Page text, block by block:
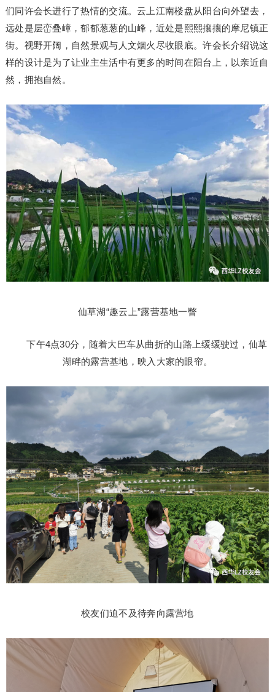
们同许会长进行了热情的交流。云上江南楼盘从阳台向外望去，
远处是层峦叠嶂，郁郁葱葱的山峰，近处是熙熙攘攘的摩尼镇正
街。视野开阔，自然景观与人文烟火尽收眼底。许会长介绍说这
样的设计是为了让业主生活中有更多的时间在阳台上，以亲近自
然，拥抱自然。
仙草湖“趣云上”露营基地一瞥
下午4点30分，随着大巴车从曲折的山路上缓缓驶过，仙草
湖畔的露营基地，映入大家的眼帘。
校友们迫不及待奔向露营地